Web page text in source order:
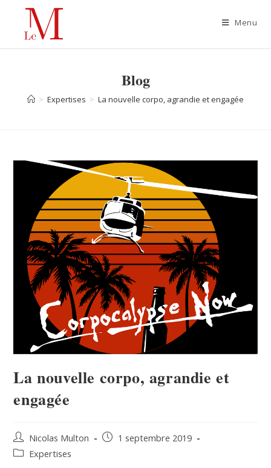
Menu
Blog
> Expertises > La nouvelle corpo, agrandie et engagée
La nouvelle corpo, agrandie et
engagée
Nicolas Multon
1 septembre 2019
Expertises